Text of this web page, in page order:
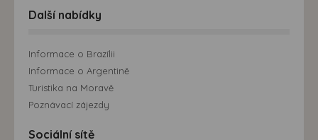
Další nabídky
Informace o Brazílii
Informace o Argentině
Turistika na Moravě
Poznávací zájezdy
Sociální sítě